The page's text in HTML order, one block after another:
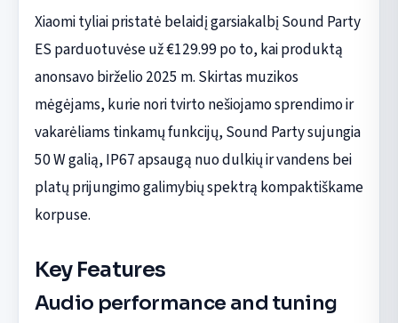
Xiaomi tyliai pristatė belaidį garsiakalbį Sound Party
ES parduotuvėse už €129.99 po to, kai produktą
anonsavo birželio 2025 m. Skirtas muzikos
mėgėjams, kurie nori tvirto nešiojamo sprendimo ir
vakarėliams tinkamų funkcijų, Sound Party sujungia
50 W galią, IP67 apsaugą nuo dulkių ir vandens bei
platų prijungimo galimybių spektrą kompaktiškame
korpuse.
Key Features
Audio performance and tuning